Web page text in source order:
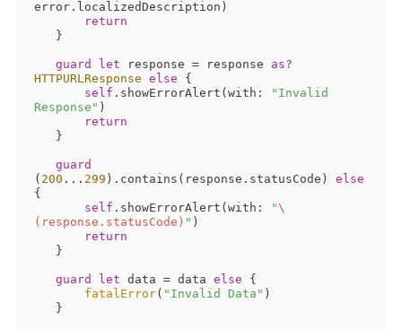
error.localizedDescription)
return
guard let response = response as?
HTTPURLResponse else {
self .showErrorAlert(with:
"Invalid
Response" )
return
guard
( 200 ... 299 ).contains(response.statusCode) else
{
self .showErrorAlert(with: "\
(response.statusCode) " )
return
guard let data = data else {
fatalError( "Invalid Data" )